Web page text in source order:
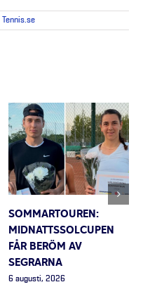
Tennis.se
SOMMARTOUREN:
MIDNATTSSOLCUPEN
FÅR BERÖM AV
SEGRARNA
6 augusti, 2026